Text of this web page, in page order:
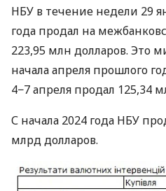
НБУ в течение недели 29
года продал на
223,95 млн долларов. Это
начала апреля прошлого
4−7 апреля продал 125,34
С начала 2024 года НБУ
млрд долларов.